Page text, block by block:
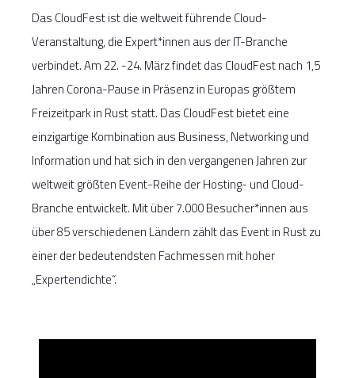
Das CloudFest ist die weltweit führende Cloud-
Veranstaltung, die Expert*innen aus der IT-Branche
verbindet. Am 22. -24. März findet das CloudFest nach 1,5
Jahren Corona-Pause in Präsenz in Europas größtem
Freizeitpark in Rust statt. Das CloudFest bietet eine
einzigartige Kombination aus Business, Networking und
Information und hat sich in den vergangenen Jahren zur
weltweit größten Event-Reihe der Hosting- und Cloud-
Branche entwickelt. Mit über 7.000 Besucher*innen aus
über 85 verschiedenen Ländern zählt das Event in Rust zu
einer der bedeutendsten Fachmessen mit hoher
„Expertendichte“.